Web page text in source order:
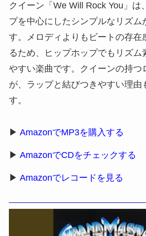
クイーン「We Will Rock You」は
プを中心にしたシンプルなリズム
す。メロディよりもビートの存在
るため、ヒップホップでもリズム
やすい楽曲です。クイーンの持つ
が、ラップと結びつきやすい理由
す。
▶ AmazonでMP3を購入する
▶ AmazonでCDをチェックする
▶ Amazonでレコードを見る